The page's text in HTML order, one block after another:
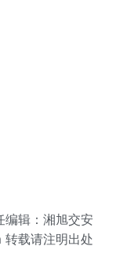
编辑：湘旭交安
转载请注明出处